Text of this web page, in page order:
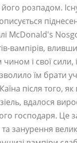
розпадом.
McDonald's
вампірів,
і свої сили,
їм брати
після того, як
вдалося
господаря. Це
занурення